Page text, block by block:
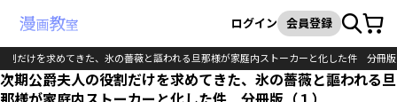
検索
ログイン 会員登録カート
割だけを求めてきた、氷の薔薇と謳われる旦那様が家庭内ストーカーと化した件 分冊版
次期公爵夫人の役割だけを求めてきた、氷の薔薇と謳われる旦